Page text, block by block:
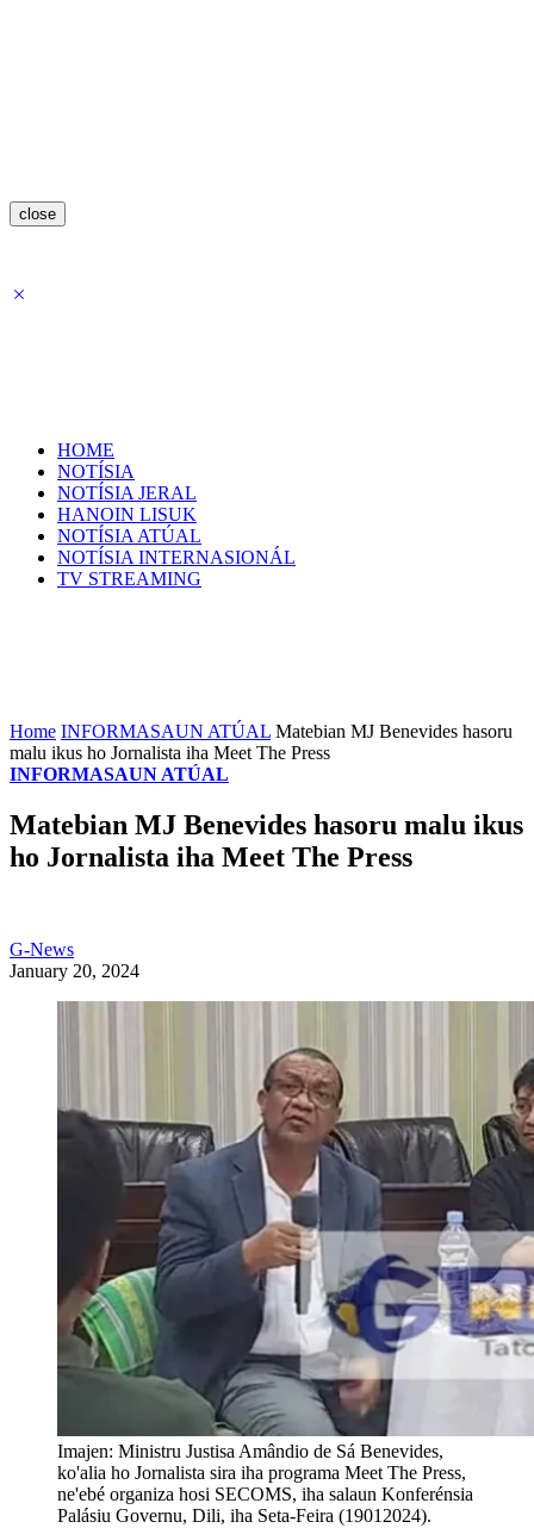
close
HOME
NOTÍSIA
NOTÍSIA JERAL
HANOIN LISUK
NOTÍSIA ATÚAL
NOTÍSIA INTERNASIONÁL
TV STREAMING
Home INFORMASAUN ATÚAL Matebian MJ Benevides hasoru
malu ikus ho Jornalista iha Meet The Press
INFORMASAUN ATÚAL
Matebian MJ Benevides hasoru malu ikus
ho Jornalista iha Meet The Press
G-News
January 20, 2024
Imajen: Ministru Justisa Amândio de Sá Benevides,
ko'alia ho Jornalista sira iha programa Meet The Press,
ne'ebé organiza hosi SECOMS, iha salaun Konferénsia
Palásiu Governu, Dili, iha Seta-Feira (19012024).